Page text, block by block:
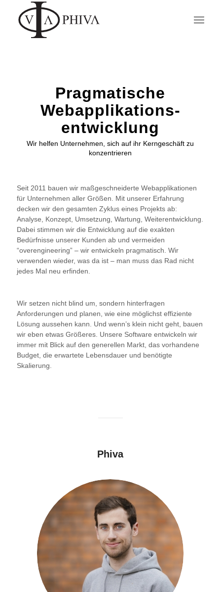
Pragmatische
Webapplikations­
entwicklung
Wir helfen Unternehmen, sich auf ihr Kerngeschäft zu
konzentrieren
Seit 2011 bauen wir maßgeschneiderte Webapplikationen
für Unternehmen aller Größen. Mit unserer Erfahrung
decken wir den gesamten Zyklus eines Projekts ab:
Analyse, Konzept, Umsetzung, Wartung, Weiterentwicklung.
Dabei stimmen wir die Entwicklung auf die exakten
Bedürfnisse unserer Kunden ab und vermeiden
“overengineering” – wir entwickeln pragmatisch. Wir
verwenden wieder, was da ist – man muss das Rad nicht
jedes Mal neu erfinden.
Wir setzen nicht blind um, sondern hinterfragen
Anforderungen und planen, wie eine möglichst effiziente
Lösung aussehen kann. Und wenn’s klein nicht geht, bauen
wir eben etwas Größeres. Unsere Software entwickeln wir
immer mit Blick auf den generellen Markt, das vorhandene
Budget, die erwartete Lebensdauer und benötigte
Skalierung.
Phiva